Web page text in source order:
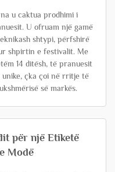
u caktua prodhimi i
U ofruam një gamë
shtypi, përfshirë
shpirtin e festivalit. Me
14 ditësh, të pranuesit
çka çoi në rritje të
së markës.
për një Etiketë
Modë